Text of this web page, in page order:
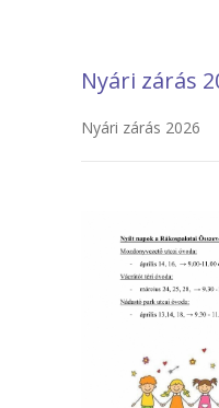
Nyári zárás
Nyári zárás 2026